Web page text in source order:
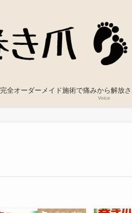
完全オーダーメイド施術で痛みから解放
Voice